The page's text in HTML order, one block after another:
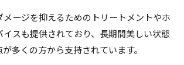
メージを抑えるためのトリートメントやホ
イスも提供されており、長期間美しい状態
多くの方から支持されています。